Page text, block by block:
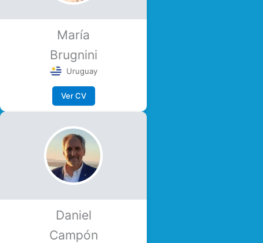
María
Brugnini
Uruguay
Ver CV
Daniel
Campón